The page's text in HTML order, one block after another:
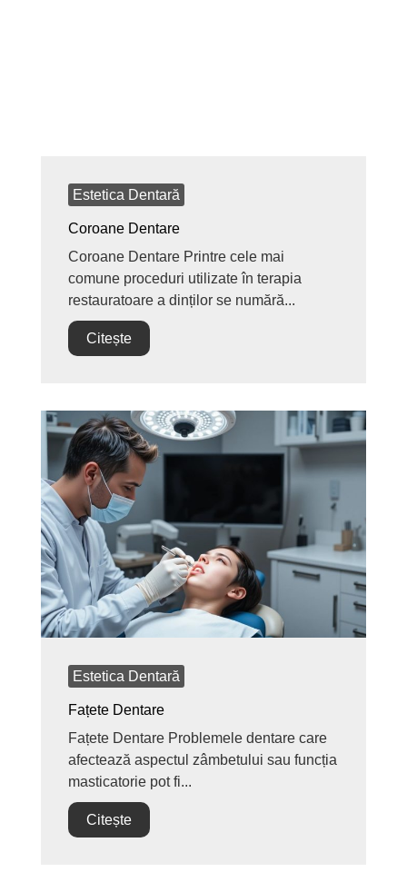
Estetica Dentară
Coroane Dentare
Coroane Dentare Printre cele mai
comune proceduri utilizate în terapia
restauratoare a dinților se numără...
Citește
Estetica Dentară
Fațete Dentare
Fațete Dentare Problemele dentare care
afectează aspectul zâmbetului sau funcția
masticatorie pot fi...
Citește